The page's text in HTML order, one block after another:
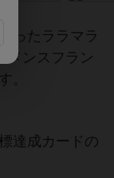
ったララマラ
メンスフラン
。
達成カードの